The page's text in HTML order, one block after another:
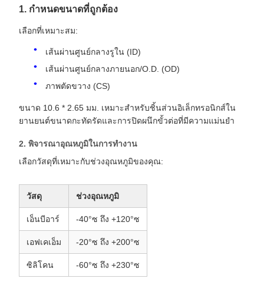
1. กำหนดขนาดที่ถูกต้อง
เลือกที่เหมาะสม:
เส้นผ่านศูนย์กลางรูใน (ID)
เส้นผ่านศูนย์กลางภายนอก/O.D. (OD)
ภาพตัดขวาง (CS)
ขนาด 10.6 * 2.65 มม. เหมาะสำหรับชิ้นส่วนอิเล็กทรอนิกส์ใน
ยานยนต์ขนาดกะทัดรัดและการปิดผนึกขั้วต่อที่มีความแม่นยำ
2. พิจารณาอุณหภูมิในการทำงาน
เลือกวัสดุที่เหมาะกับช่วงอุณหภูมิของคุณ:
วัสดุ ช่วงอุณหภูมิ
เอ็นบีอาร์ -40°ซ ถึง +120°ซ
เอฟเคเอ็ม -20°ซ ถึง +200°ซ
ซิลิโคน -60°ซ ถึง +230°ซ